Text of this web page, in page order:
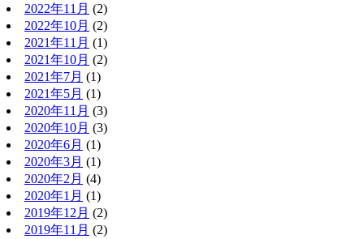
2022年11月 (2)
2022年10月 (2)
2021年11月 (1)
2021年10月 (2)
2021年7月 (1)
2021年5月 (1)
2020年11月 (3)
2020年10月 (3)
2020年6月 (1)
2020年3月 (1)
2020年2月 (4)
2020年1月 (1)
2019年12月 (2)
2019年11月 (2)